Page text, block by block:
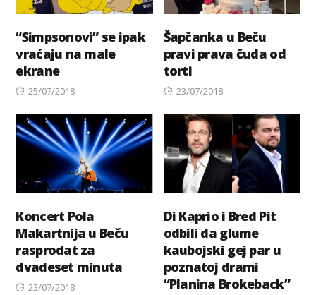
“Simpsonovi” se ipak
vraćaju na male
ekrane
Posted
25/07/2018
Šapčanka u Beču
pravi prava čuda od
torti
Posted
23/07/2018
Koncert Pola
Makartnija u Beču
rasprodat za
dvadeset minuta
Posted
23/07/2018
Di Kaprio i Bred Pit
odbili da glume
kaubojski gej par u
poznatoj drami
“Planina Brokeback”